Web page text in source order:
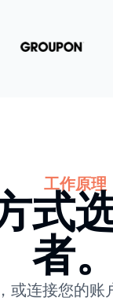
工作原理
式
者。
连接您的账